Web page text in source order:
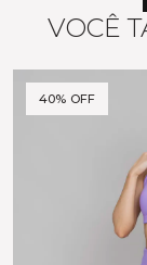
VOCÊ
40% OFF